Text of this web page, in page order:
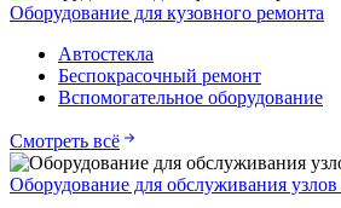
Оборудование для кузовного ремонта
Автостекла
Беспокрасочный ремонт
Вспомогательное оборудование
Смотреть всё
Оборудование для обслуживания